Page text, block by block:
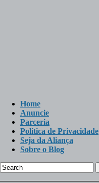
Home
Anuncie
Parceria
Politica de Privacidade
Seja da Aliança
Sobre o Blog